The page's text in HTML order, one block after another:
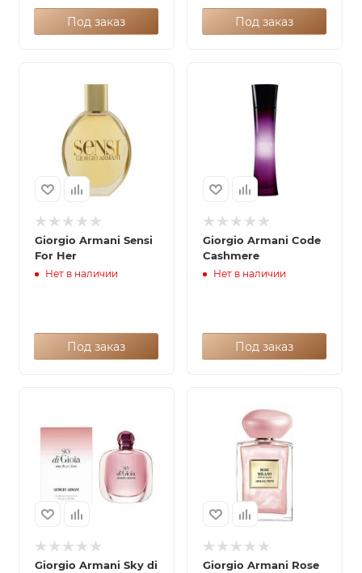
Под заказ Под заказ
Giorgio Armani Sensi
For Her
Нет в наличии
Под заказ
Giorgio Armani Code
Cashmere
Нет в наличии
Под заказ
Giorgio Armani Sky di
Giorgio Armani Rose